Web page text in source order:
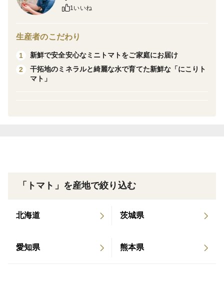
顔になるもらうことを日々妄想しながら、栽培に励んで
ぜひ、当園の「にこりトマト」をご家族で召し上がっ
て、「にこり」と笑顔になってください！！
※熨斗について
途中で追熟が進み、裂果が発生する場合がございます。
1いいね
生産者のこだわり
1
新鮮で安全安心なミニトマトをご家庭にお届け
2
干拓地のミネラルと綺麗な水で育てた新鮮な「にこりト
マト」
「トマト」を産地で絞り込む
北海道 茨城県
愛知県 熊本県